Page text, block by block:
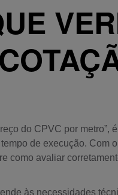
do CPVC por metro”,
de execução. Com
como avaliar
às necessidades